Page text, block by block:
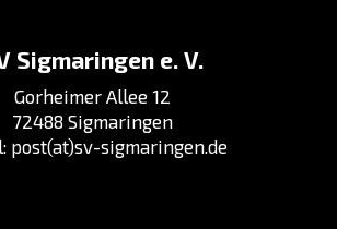
Sigmaringen e. V.
Gorheimer Allee 12
72488 Sigmaringen
post(at)sv-sigmaringen.de